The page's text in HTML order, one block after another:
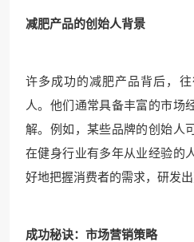
减肥产品的创始人背景
许多成功的减肥产品背后，
人。他们通常具备丰富的市场
解。例如，某些品牌的创始人
在健身行业有多年从业经验的
好地把握消费者的需求，研发
成功秘诀：市场营销策略